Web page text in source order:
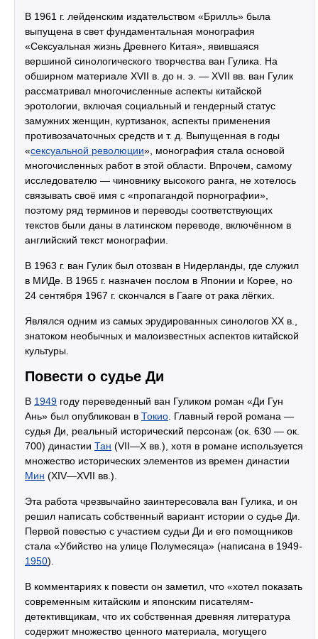
В 1961 г. лейденским издательством «Брилль» была
выпущена в свет фундаментальная монография
«Сексуальная жизнь Древнего Китая», явившаяся
вершиной синологического творчества ван Гулика. На
обширном материале XVII в. до н. э. — XVII вв. ван Гулик
рассматривал многочисленные аспекты китайской
эротологии, включая социальный и гендерный статус
замужних женщин, куртизанок, аспекты применения
противозачаточных средств и т. д. Выпущенная в годы
«сексуальной революции», монография стала основой
многочисленных работ в этой области. Впрочем, самому
исследователю — чиновнику высокого ранга, не хотелось
связывать своё имя с «пропагандой порнографии»,
поэтому ряд терминов и переводы соответствующих
текстов были даны в латинском переводе, включённом в
английский текст монографии.
В 1963 г. ван Гулик был отозван в Нидерланды, где служил
в МИДе. В 1965 г. назначен послом в Японии и Корее, но
24 сентября 1967 г. скончался в Гааге от рака лёгких.
Являлся одним из самых эрудированных синологов ХХ в.,
знатоком необычных и малоизвестных аспектов китайской
культуры.
Повести о судье Ди
В 1949 году переведенный ван Гуликом роман «Ди Гун
Ань» был опубликован в Токио . Главный герой романа —
судья Ди, реальный исторический персонаж (ок. 630 — ок.
700) династии Тан (VII—X вв.), хотя в романе используется
множество исторических элементов из времен династии
Мин (XIV—XVII вв.).
Эта работа чрезвычайно заинтересовала ван Гулика, и он
решил написать собственный вариант истории о судье Ди.
Первой повестью с участием судьи Ди и его помощников
стала «Убийство на улице Полумесяца» (написана в 1949-
1950).
В комментариях к повести он заметил, что «хотел показать
современным китайским и японским писателям-
детективщикам, что их собственная древняя литература
содержит множество ценного материала, могущего